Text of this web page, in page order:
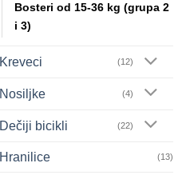
Bosteri od 15-36 kg (grupa 2
i 3)
Kreveci (12)
Nosiljke (4)
Dečiji bicikli (22)
Hranilice (13)